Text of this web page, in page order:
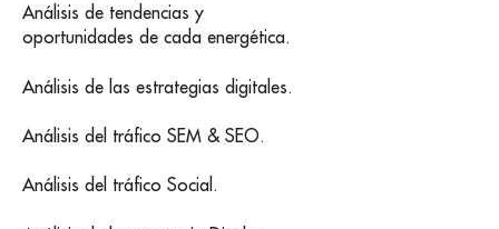
Análisis de tendencias y
oportunidades de cada energética.
Análisis de las estrategias digitales.
Análisis del tráfico SEM & SEO.
Análisis del tráfico Social.